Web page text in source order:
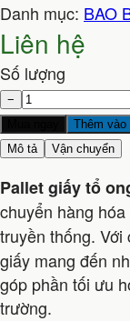
Danh mục: BAO
Liên hệ
Số lượng
−
Thêm vào
Mô tả
Vận chuyển
Pallet giấy tổ
chuyển hàng
truyền thống.
giấy mang đến
góp phần tối ưu
trường.